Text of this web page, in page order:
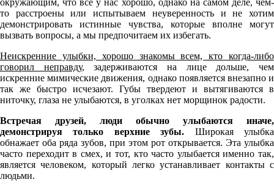
окружающим, что все у нас хорошо, однако на самом деле, чем-
то расстроены или испытываем неуверенность и не хотим
демонстрировать истинные чувства, которые вполне могут
вызвать вопросы, а мы предпочитаем их избегать.
Неискренние улыбки, хорошо знакомы всем, кто когда-либо
говорил неправду, задерживаются на лице дольше, чем
искренние мимические движения, однако появляется внезапно и
так же быстро исчезают. Губы твердеют и вытягиваются в
ниточку, глаза не улыбаются, в уголках нет морщинок радости.
Встречая друзей, люди обычно улыбаются иначе,
демонстрируя только верхние зубы. Широкая улыбка
обнажает оба ряда зубов, при этом рот открывается. Эта улыбка
часто переходит в смех, и тот, кто часто улыбается именно так,
является человеком, который легко устанавливает контакты с
людьми.